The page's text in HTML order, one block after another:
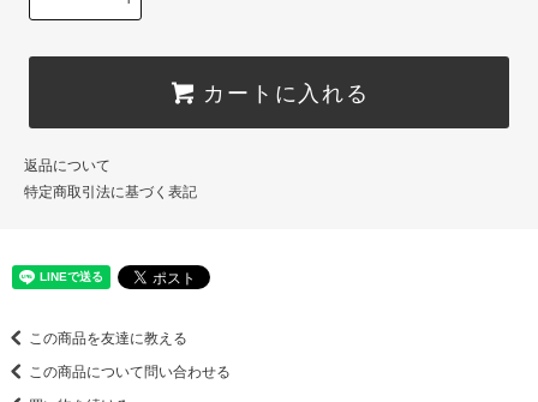
カートに入れる
返品について
特定商取引法に基づく表記
この商品を友達に教える
この商品について問い合わせる